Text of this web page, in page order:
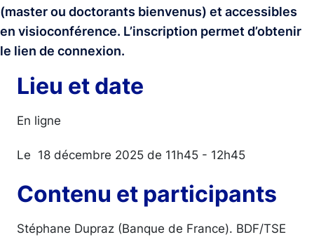
(master ou doctorants bienvenus) et accessibles
en visioconférence. L’inscription permet d’obtenir
le lien de connexion.
Lieu et date
En ligne
Le 18 décembre 2025 de 11h45 - 12h45
Contenu et participants
Stéphane Dupraz (Banque de France). BDF/TSE